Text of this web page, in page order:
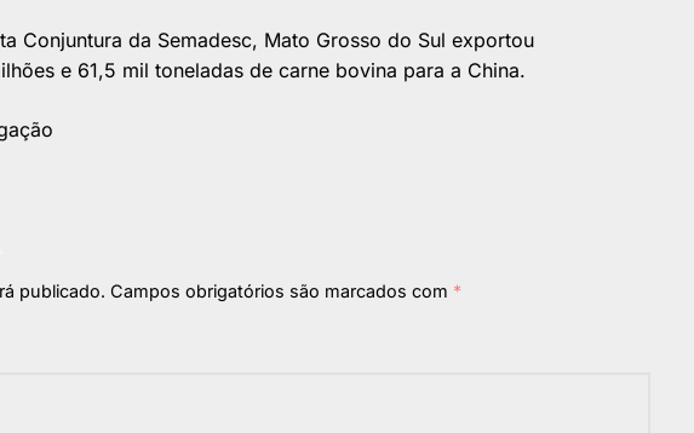
Conjuntura da Semadesc, Mato Grosso do Sul exportou
e 61,5 mil toneladas de carne bovina para a China.
publicado. Campos obrigatórios são marcados com *